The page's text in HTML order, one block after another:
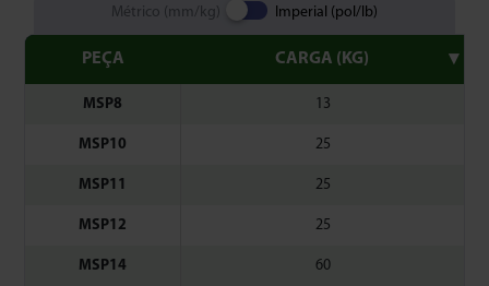
Métrico (mm/kg) Imperial (pol/lb)
PEÇA CARGA (KG)
MSP8 13
MSP10 25
MSP11 25
MSP12 25
MSP14 60